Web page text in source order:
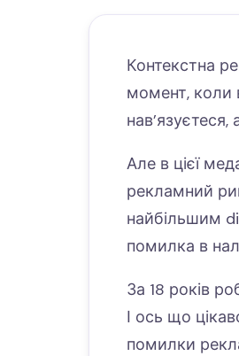
Контекстна
момент, коли
нав’язуєтеся,
Але в цієї
рекламний
найбільшим
помилка в
За 18 років
І ось що
помилки